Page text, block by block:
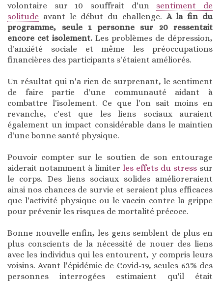
volontaire sur 10 souffrait d'un sentiment de
solitude avant le début du challenge. A la fin du
programme, seule 1 personne sur 20 ressentait
encore cet isolement. Les problèmes de dépression,
d'anxiété sociale et même les préoccupations
financières des participants s'étaient améliorés.
Un résultat qui n'a rien de surprenant, le sentiment
de faire partie d'une communauté aidant à
combattre l'isolement. Ce que l'on sait moins en
revanche, c'est que les liens sociaux auraient
également un impact considérable dans le maintien
d'une bonne santé physique.
Pouvoir compter sur le soutien de son entourage
aiderait notamment à limiter les effets du stress sur
le corps. Des liens sociaux solides amélioreraient
ainsi nos chances de survie et seraient plus efficaces
que l'activité physique ou le vaccin contre la grippe
pour prévenir les risques de mortalité précoce.
Bonne nouvelle enfin, les gens semblent de plus en
plus conscients de la nécessité de nouer des liens
avec les individus qui les entourent, y compris leurs
voisins. Avant l'épidémie de Covid-19, seules 63% des
personnes interrogées estimaient qu'il était